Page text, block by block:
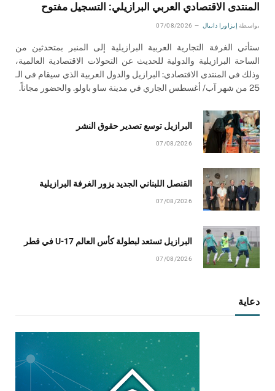
المنتدى الاقتصادي العربي البرازيلي: التسجيل مفتوح
بواسطة إيزاورا دانيال 07/08/2026
ستأتي الغرفة التجارية العربية البرازيلية إلى المنبر بمتحدثين من
الساحة البرازيلية والدولية للحديث عن التحولات الاقتصادية العالمية،
وذلك في المنتدى الاقتصادي: البرازيل والدول العربية الذي سيقام في الـ
25 من شهر آب/ أغسطس الجاري في مدينة ساو باولو. والحضور مجاناً.
البرازيل توسع تصدير حقوق النشر
07/08/2026
القنصل اللبناني الجديد يزور الغرفة البرازيلية
07/08/2026
البرازيل تستعد لبطولة كأس العالم U-17 في قطر
07/08/2026
دعاية